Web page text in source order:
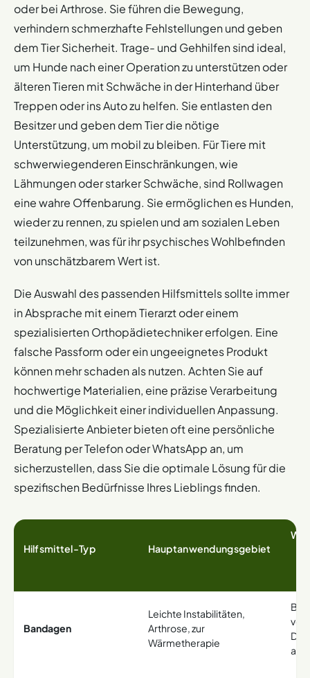
oder bei Arthrose. Sie führen die Bewegung,
verhindern schmerzhafte Fehlstellungen und geben
dem Tier Sicherheit. Trage- und Gehhilfen sind ideal,
um Hunde nach einer Operation zu unterstützen oder
älteren Tieren mit Schwäche in der Hinterhand über
Treppen oder ins Auto zu helfen. Sie entlasten den
Besitzer und geben dem Tier die nötige
Unterstützung, um mobil zu bleiben. Für Tiere mit
schwerwiegenderen Einschränkungen, wie
Lähmungen oder starker Schwäche, sind Rollwagen
eine wahre Offenbarung. Sie ermöglichen es Hunden,
wieder zu rennen, zu spielen und am sozialen Leben
teilzunehmen, was für ihr psychisches Wohlbefinden
von unschätzbarem Wert ist.
Die Auswahl des passenden Hilfsmittels sollte immer
in Absprache mit einem Tierarzt oder einem
spezialisierten Orthopädietechniker erfolgen. Eine
falsche Passform oder ein ungeeignetes Produkt
können mehr schaden als nutzen. Achten Sie auf
hochwertige Materialien, eine präzise Verarbeitung
und die Möglichkeit einer individuellen Anpassung.
Spezialisierte Anbieter bieten oft eine persönliche
Beratung per Telefon oder WhatsApp an, um
sicherzustellen, dass Sie die optimale Lösung für die
spezifischen Bedürfnisse Ihres Lieblings finden.
Hilfsmittel-Typ Hauptanwendungsgebiet
Bandagen
Leichte Instabilitäten,
Arthrose, zur
Wärmetherapie